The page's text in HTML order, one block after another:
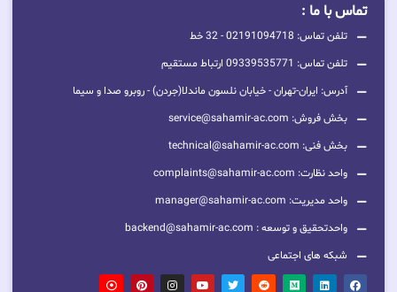
تماس با ما :
تلفن تماس: 02191094718 - 32 خط
تلفن تماس: 09339535771 ارتباط مستقیم
آدرس: ایران-تهران - خیابان نلسون ماندلا(جردن) - روبرو صدا و سیما
بخش فروش: service@sahamir-ac.com
بخش فنی: technical@sahamir-ac.com
واحد نظارت: complaints@sahamir-ac.com
واحد مدیریت: manager@sahamir-ac.com
واحدتحقیق و توسعه : backend@sahamir-ac.com
شبکه های اجتماعی